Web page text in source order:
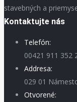
stavebných a
Kontaktujte nás
Telefón:
00421 911 352
Addresa:
029 01
Otvorené: